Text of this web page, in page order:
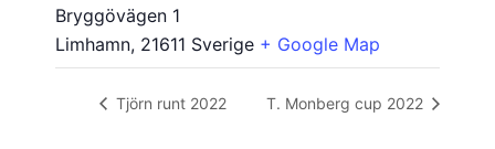
Bryggövägen 1
Limhamn, 21611 Sverige + Google Map
Tjörn runt 2022 T. Monberg cup 2022